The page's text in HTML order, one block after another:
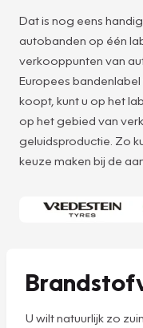
Dat is nog eens
autobanden op één
verkooppunten van
Europees
koopt, kunt u op het
op het gebied van
geluidsproductie. Zo
keuze maken bij de
U wilt natuurlijk zo